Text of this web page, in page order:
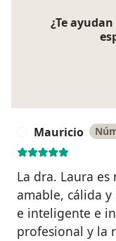
¿Te
Mauricio
La dra. Laura
amable, cálida
e inteligente e
profesional y la